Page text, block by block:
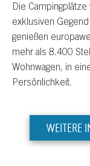
Die
exklusiven
genießen
mehr als 8.400
Wohnwagen, in
Persönlichkeit.
WEITERE